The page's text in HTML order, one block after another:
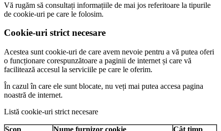
Vă rugăm să consultați informațiile de mai jos referitoare la tipurile
de cookie-uri pe care le folosim.
Cookie-uri strict necesare
Acestea sunt cookie-uri de care avem nevoie pentru a vă putea oferi
o funcționare corespunzătoare a paginii de internet și care vă
facilitează accesul la serviciile pe care le oferim.
În cazul în care ele sunt blocate, nu veți mai putea accesa pagina
noastră de internet.
Listă cookie-uri strict necesare
Scop Nume furnizor cookie Cât timp